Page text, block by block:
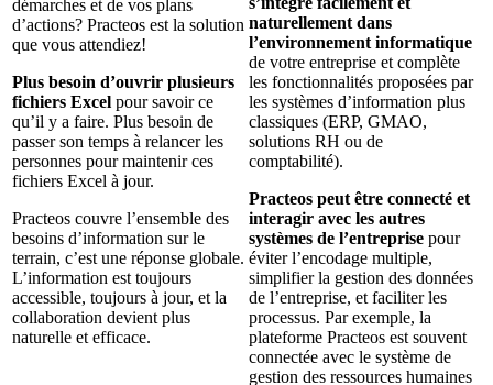
démarches et de vos plans
d’actions? Practeos est la solution
que vous attendiez!
Plus besoin d’ouvrir plusieurs
fichiers Excel pour savoir ce
qu’il y a faire. Plus besoin de
passer son temps à relancer les
personnes pour maintenir ces
fichiers Excel à jour.
Practeos couvre l’ensemble des
besoins d’information sur le
terrain, c’est une réponse globale.
L’information est toujours
accessible, toujours à jour, et la
collaboration devient plus
naturelle et efficace.
naturellement dans
l’environnement informatique
de votre entreprise et complète
les fonctionnalités proposées par
les systèmes d’information plus
classiques (ERP, GMAO,
solutions RH ou de
comptabilité).
Practeos peut être connecté et
interagir avec les autres
systèmes de l’entreprise pour
éviter l’encodage multiple,
simplifier la gestion des données
de l’entreprise, et faciliter les
processus. Par exemple, la
plateforme Practeos est souvent
connectée avec le système de
gestion des ressources humaines